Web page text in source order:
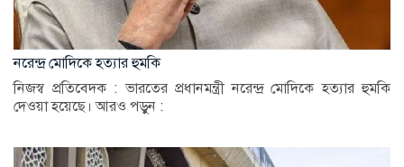
নরেন্দ্র মোদিকে হত্যার হুমকি
নিজস্ব প্রতিবেদক : ভারতের প্রধানমন্ত্রী নরেন্দ্র মোদিকে হত্যার হুমকি
দেওয়া হয়েছে। আরও পড়ুন :